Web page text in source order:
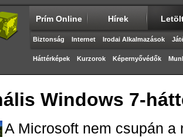
Prím Online Hírek
Biztonság Internet Irodai Alkalmazások
Háttérképek Kurzorok Képernyővédők
Windows 7-
A Microsoft nem csupán